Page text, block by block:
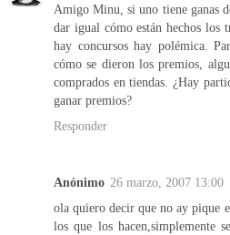
Amigo Minu, si uno tiene ganas
dar igual cómo están hechos los
hay concursos hay polémica.
cómo se dieron los premios,
comprados en tiendas. ¿Hay
ganar premios?
Responder
Anónimo 26 marzo, 2007 13:00
ola quiero decir que no ay pique
los que los hacen,simplemente